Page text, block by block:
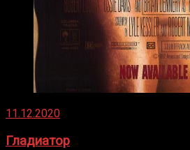
11.12.2020
Гладиатор